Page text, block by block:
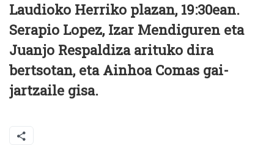
Laudioko Herriko plazan, 19:30ean.
Serapio Lopez, Izar Mendiguren eta
Juanjo Respaldiza arituko dira
bertsotan, eta Ainhoa Comas gai-
jartzaile gisa.